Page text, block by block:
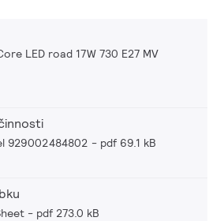
LED road 17W 730 E27 MV
929002484802 pdf 69.1 kB
pdf 273.0 kB